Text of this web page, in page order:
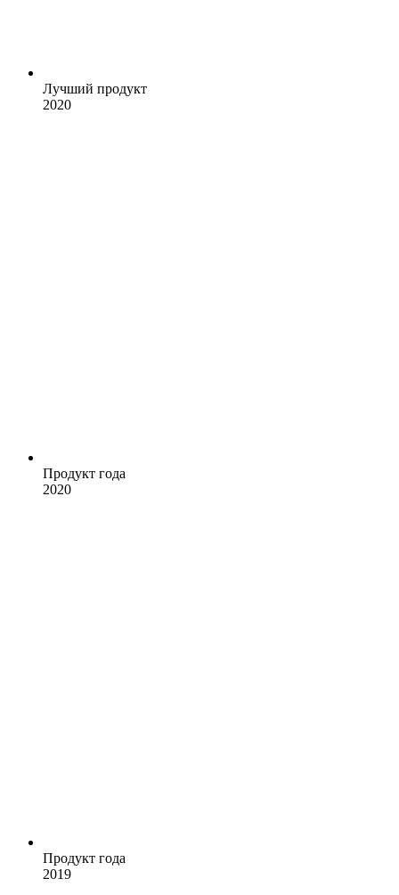
Лучший продукт
2020
Продукт года
2020
Продукт года
2019